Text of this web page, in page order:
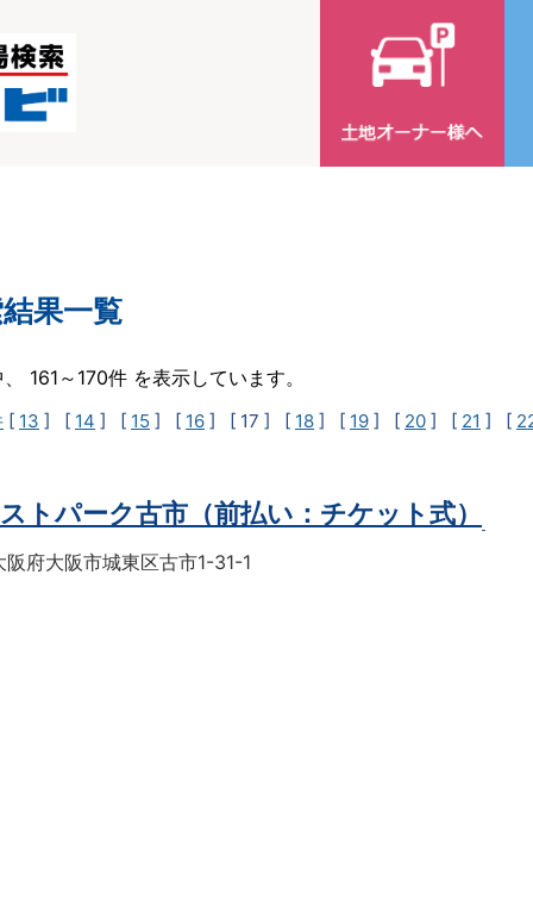
果一覧
161～170件 を表示しています。
[ 13 ] [ 14 ] [ 15 ] [ 16 ] [ 17 ] [ 18 ] [ 19 ] [ 20 ] [ 21 ] [
トパーク古市（前払い：チケット式）
阪府大阪市城東区古市1-31-1